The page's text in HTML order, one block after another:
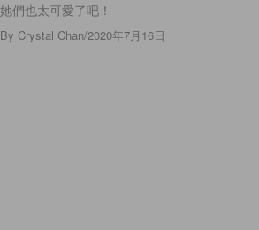
她們也太可愛了吧！
By Crystal Chan/2020年7月16日